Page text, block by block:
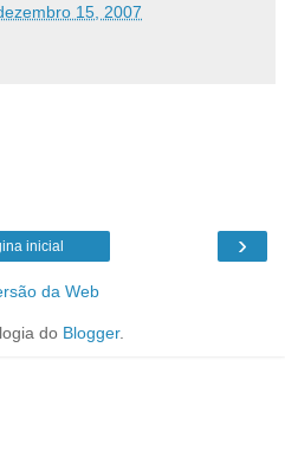
15, 2007
›
inicial
da Web
do Blogger.